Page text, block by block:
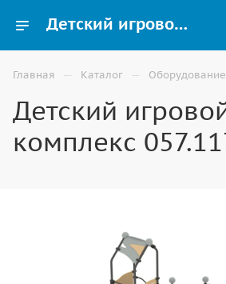
Детский игровой комплекс 057.117.00 купить для улицы в Волжском
Главная — Каталог —
Детский
комплекс